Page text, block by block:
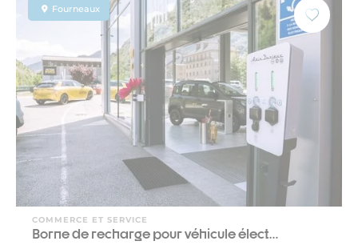
Fourneaux
COMMERCE ET SERVICE
Borne de recharge pour véhicule élect…